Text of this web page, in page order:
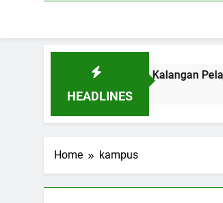
HEADLINES
Jiwa Mandiri pada Kalangan Pelajar
Home kampus